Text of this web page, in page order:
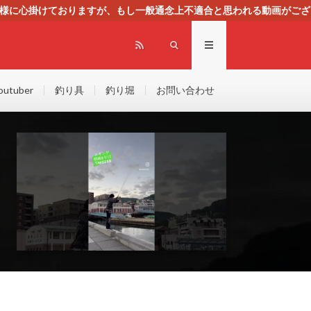
心掛けておりますが、もし一般通念上不適合と思われる動画がござ
釣り具 釣り堀 お問い合わせ